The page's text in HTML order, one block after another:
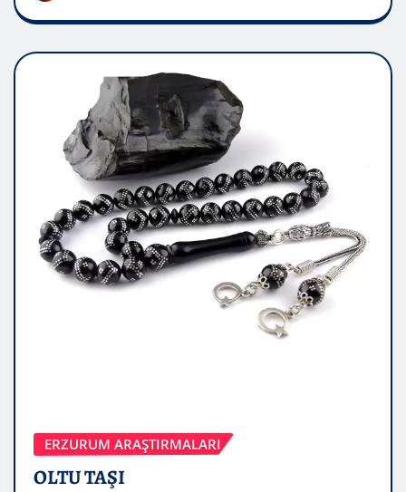
ERZURUM ARAŞTIRMALARI
OLTU TAŞI